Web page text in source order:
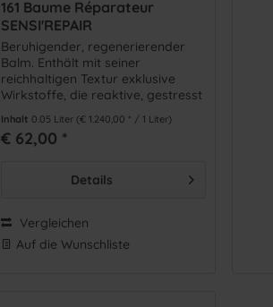
161 Baume Réparateur
SENSI'REPAIR
Beruhigender, regenerierender
Balm. Enthält mit seiner
reichhaltigen Textur exklusive
Wirkstoffe, die reaktive, gestresst
regenerieren und beruhigen.
Inhalt 0.05 Liter (€ 1.240,00 * / 1 Liter)
€ 62,00 *
Details
Vergleichen
Auf die Wunschliste